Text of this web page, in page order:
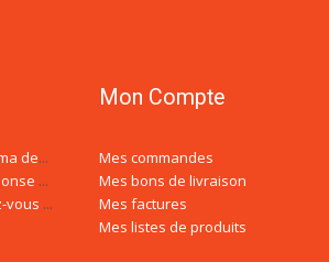
A qui dois-je envoyer ma demande de devis ?
Je n'ai pas reçu de réponse à ma demande de devis, est-ce normal ?
Faut-il prendre rendez-vous avec un conseiller spécialisé ?
Mon Compte
Mes commandes
Mes bons de livraison
Mes factures
Mes listes de produits